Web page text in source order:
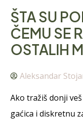
ŠTA SU
ČEMU SE
OSTALIH
Aleksandar
Ako tražiš donji
gaćica i diskretnu